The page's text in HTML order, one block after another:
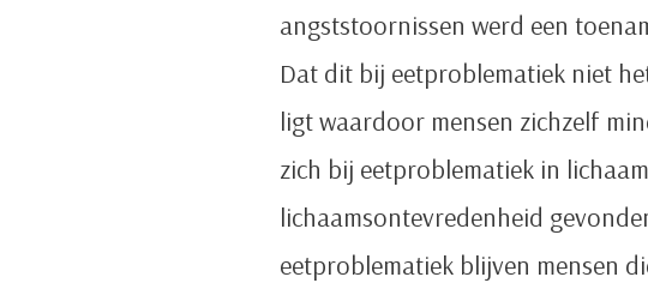
angststoornissen werd een
Dat dit bij eetproblematiek niet
ligt waardoor mensen zichzelf
zich bij eetproblematiek in
lichaamsontevredenheid
eetproblematiek blijven mensen